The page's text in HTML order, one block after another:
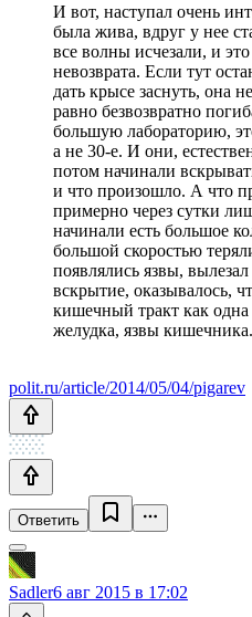
И вот, наступал очень
была жива, вдруг у нее
все волны исчезали, и
невозврата. Если тут
дать крысе заснуть, она
равно безвозвратно
большую лабораторию,
а не 30-е. И они,
потом начинали
и что произошло. А что
примерно через сутки
начинали есть большое
большой скоростью
появлялись язвы,
вскрытие, оказывалось,
кишечный тракт как
желудка, язвы кишечника.
polit.ru/article/2014/05/04/pigarev
Ответить
Sadler6 авг 2015 в 17:02